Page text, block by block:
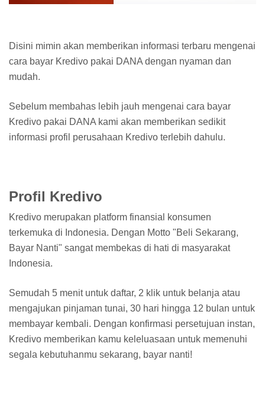
Disini mimin akan memberikan informasi terbaru mengenai
cara bayar Kredivo pakai DANA dengan nyaman dan
mudah.
Sebelum membahas lebih jauh mengenai cara bayar
Kredivo pakai DANA kami akan memberikan sedikit
informasi profil perusahaan Kredivo terlebih dahulu.
Profil Kredivo
Kredivo merupakan platform finansial konsumen
terkemuka di Indonesia. Dengan Motto "Beli Sekarang,
Bayar Nanti" sangat membekas di hati di masyarakat
Indonesia.
Semudah 5 menit untuk daftar, 2 klik untuk belanja atau
mengajukan pinjaman tunai, 30 hari hingga 12 bulan untuk
membayar kembali. Dengan konfirmasi persetujuan instan,
Kredivo memberikan kamu keleluasaan untuk memenuhi
segala kebutuhanmu sekarang, bayar nanti!